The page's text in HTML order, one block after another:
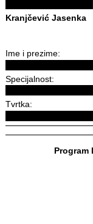
Kranjčević Jasenka
Ime i prezime:
Specijalnost:
Tvrtka:
Program